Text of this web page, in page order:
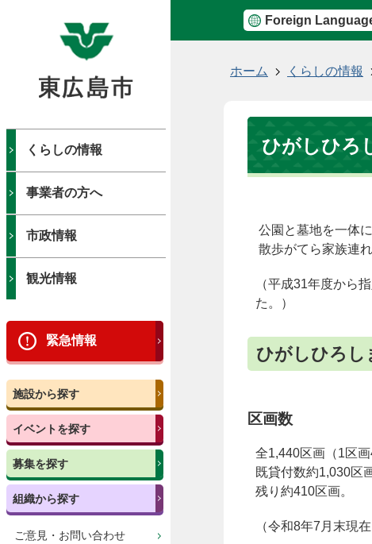
Foreign
くらしの情報
事業者の方へ
市政情報
観光情報
緊急情報
施設から探す
イベントを探す
募集を探す
組織から探す
ご意見・お問い合わせ
ホーム くらしの情報
ひがしひろ
公園と墓地を一体
散歩がてら家族連
（平成31年度から
た。）
ひがしひろし
区画数
全1,440区画（1区画
既貸付数約1,030区
残り約410区画。
（令和8年7月末現在